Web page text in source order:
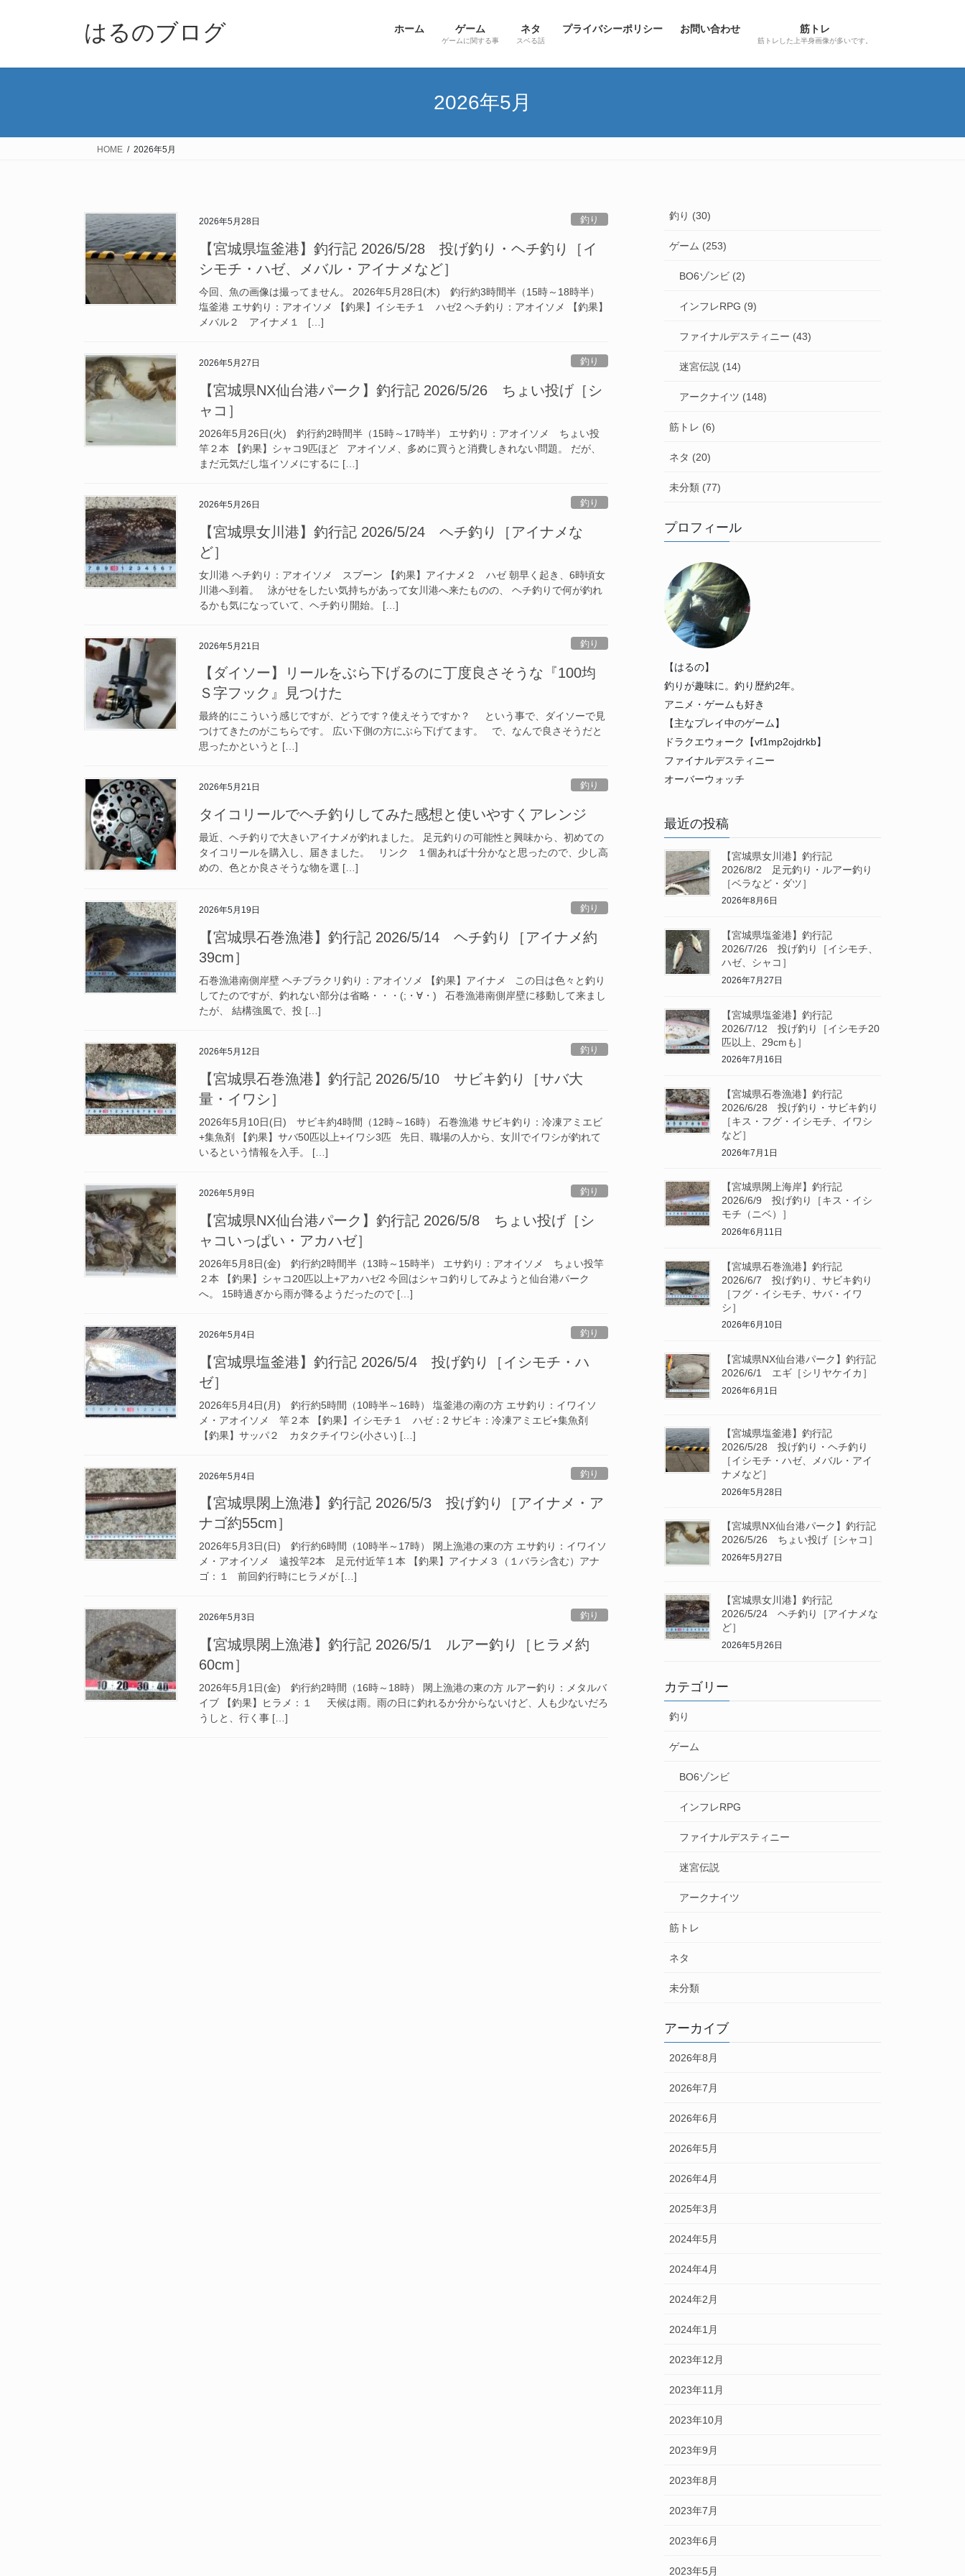
はるのブログ ホーム ゲーム
ゲームに関する事
ネタ
スベる話
プライバシーポリシー お問い合わせ 筋トレ
筋トレした上半身画像が多いです。
2026年5月
HOME 2026年5月
2026年5月28日 釣り
【宮城県塩釜港】釣行記 2026/5/28 投げ釣り・ヘチ釣り［イ
シモチ・ハゼ、メバル・アイナメなど］
今回、魚の画像は撮ってません。 2026年5月28日(木) 釣行約3時間半（15時～18時半）
塩釜港 エサ釣り：アオイソメ 【釣果】イシモチ１ ハゼ2 ヘチ釣り：アオイソメ 【釣果】
メバル２ アイナメ１ […]
2026年5月27日 釣り
【宮城県NX仙台港パーク】釣行記 2026/5/26 ちょい投げ［シ
ャコ］
2026年5月26日(火) 釣行約2時間半（15時～17時半） エサ釣り：アオイソメ ちょい投
竿２本 【釣果】シャコ9匹ほど アオイソメ、多めに買うと消費しきれない問題。 だが、
まだ元気だし塩イソメにするに […]
2026年5月26日 釣り
【宮城県女川港】釣行記 2026/5/24 ヘチ釣り［アイナメな
ど］
女川港 ヘチ釣り：アオイソメ スプーン 【釣果】アイナメ２ ハゼ 朝早く起き、6時頃女
川港へ到着。 泳がせをしたい気持ちがあって女川港へ来たものの、 ヘチ釣りで何が釣れ
るかも気になっていて、ヘチ釣り開始。 […]
2026年5月21日 釣り
【ダイソー】リールをぶら下げるのに丁度良さそうな『100均
Ｓ字フック』見つけた
最終的にこういう感じですが、どうです？使えそうですか？ という事で、ダイソーで見
つけてきたのがこちらです。 広い下側の方にぶら下げてます。 で、なんで良さそうだと
思ったかというと […]
2026年5月21日 釣り
タイコリールでヘチ釣りしてみた感想と使いやすくアレンジ
最近、ヘチ釣りで大きいアイナメが釣れました。 足元釣りの可能性と興味から、初めての
タイコリールを購入し、届きました。 リンク １個あれば十分かなと思ったので、少し高
めの、色とか良さそうな物を選 […]
2026年5月19日 釣り
【宮城県石巻漁港】釣行記 2026/5/14 ヘチ釣り［アイナメ約
39cm］
石巻漁港南側岸壁 ヘチブラクリ釣り：アオイソメ 【釣果】アイナメ この日は色々と釣り
してたのですが、釣れない部分は省略・・・(;・∀・) 石巻漁港南側岸壁に移動して来まし
たが、 結構強風で、投 […]
2026年5月12日 釣り
【宮城県石巻漁港】釣行記 2026/5/10 サビキ釣り［サバ大
量・イワシ］
2026年5月10日(日) サビキ約4時間（12時～16時） 石巻漁港 サビキ釣り：冷凍アミエビ
+集魚剤 【釣果】サバ50匹以上+イワシ3匹 先日、職場の人から、女川でイワシが釣れて
いるという情報を入手。 […]
2026年5月9日 釣り
【宮城県NX仙台港パーク】釣行記 2026/5/8 ちょい投げ［シ
ャコいっぱい・アカハゼ］
2026年5月8日(金) 釣行約2時間半（13時～15時半） エサ釣り：アオイソメ ちょい投竿
２本 【釣果】シャコ20匹以上+アカハゼ2 今回はシャコ釣りしてみようと仙台港パーク
へ。 15時過ぎから雨が降るようだったので […]
2026年5月4日 釣り
【宮城県塩釜港】釣行記 2026/5/4 投げ釣り［イシモチ・ハ
ゼ］
2026年5月4日(月) 釣行約5時間（10時半～16時） 塩釜港の南の方 エサ釣り：イワイソ
メ・アオイソメ 竿２本 【釣果】イシモチ１ ハゼ：2 サビキ：冷凍アミエビ+集魚剤
【釣果】サッパ２ カタクチイワシ(小さい) […]
2026年5月4日 釣り
【宮城県閖上漁港】釣行記 2026/5/3 投げ釣り［アイナメ・ア
ナゴ約55cm］
2026年5月3日(日) 釣行約6時間（10時半～17時） 閖上漁港の東の方 エサ釣り：イワイソ
メ・アオイソメ 遠投竿2本 足元付近竿１本 【釣果】アイナメ３（１バラシ含む）アナ
ゴ：１ 前回釣行時にヒラメが […]
2026年5月3日 釣り
【宮城県閖上漁港】釣行記 2026/5/1 ルアー釣り［ヒラメ約
60cm］
2026年5月1日(金) 釣行約2時間（16時～18時） 閖上漁港の東の方 ルアー釣り：メタルバ
イブ 【釣果】ヒラメ：１ 天候は雨。雨の日に釣れるか分からないけど、人も少ないだろ
うしと、行く事 […]
釣り (30)
ゲーム (253)
BO6ゾンビ (2)
インフレRPG (9)
ファイナルデスティニー (43)
迷宮伝説 (14)
アークナイツ (148)
筋トレ (6)
ネタ (20)
未分類 (77)
プロフィール
【はるの】
釣りが趣味に。釣り歴約2年。
アニメ・ゲームも好き
【主なプレイ中のゲーム】
ドラクエウォーク【vf1mp2ojdrkb】
ファイナルデスティニー
オーバーウォッチ
最近の投稿
【宮城県女川港】釣行記
2026/8/2 足元釣り・ルアー釣り
［ベラなど・ダツ］
2026年8月6日
【宮城県塩釜港】釣行記
2026/7/26 投げ釣り［イシモチ、
ハゼ、シャコ］
2026年7月27日
【宮城県塩釜港】釣行記
2026/7/12 投げ釣り［イシモチ20
匹以上、29cmも］
2026年7月16日
【宮城県石巻漁港】釣行記
2026/6/28 投げ釣り・サビキ釣り
［キス・フグ・イシモチ、イワシ
など］
2026年7月1日
【宮城県閖上海岸】釣行記
2026/6/9 投げ釣り［キス・イシ
モチ（ニベ）］
2026年6月11日
【宮城県石巻漁港】釣行記
2026/6/7 投げ釣り、サビキ釣り
［フグ・イシモチ、サバ・イワ
シ］
2026年6月10日
【宮城県NX仙台港パーク】釣行記
2026/6/1 エギ［シリヤケイカ］
2026年6月1日
【宮城県塩釜港】釣行記
2026/5/28 投げ釣り・ヘチ釣り
［イシモチ・ハゼ、メバル・アイ
ナメなど］
2026年5月28日
【宮城県NX仙台港パーク】釣行記
2026/5/26 ちょい投げ［シャコ］
2026年5月27日
【宮城県女川港】釣行記
2026/5/24 ヘチ釣り［アイナメな
ど］
2026年5月26日
カテゴリー
釣り
ゲーム
BO6ゾンビ
インフレRPG
ファイナルデスティニー
迷宮伝説
アークナイツ
筋トレ
ネタ
未分類
アーカイブ
2026年8月
2026年7月
2026年6月
2026年5月
2026年4月
2025年3月
2024年5月
2024年4月
2024年2月
2024年1月
2023年12月
2023年11月
2023年10月
2023年9月
2023年8月
2023年7月
2023年6月
2023年5月